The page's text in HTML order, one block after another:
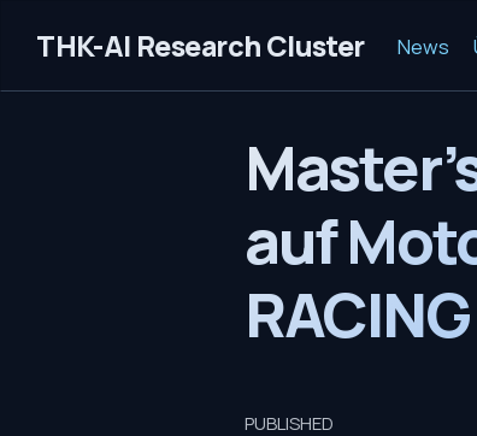
THK-AI Research Cluster News
auf
RACING
PUBLISHED